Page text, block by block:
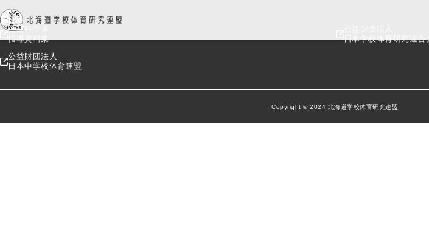
文部科学省
指導資料集
日本学校体育研究連合
公益財団法人
日本中学校体育連盟
Copyright © 2024 北海道学校体育研究連盟